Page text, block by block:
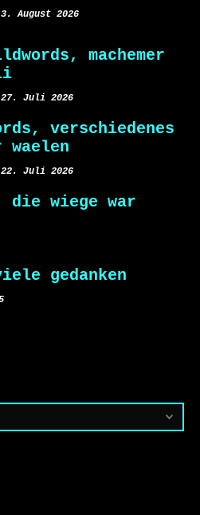
August 2026
machemer
Juli 2026
verschiedenes
Juli 2026
die wiege war
gedanken